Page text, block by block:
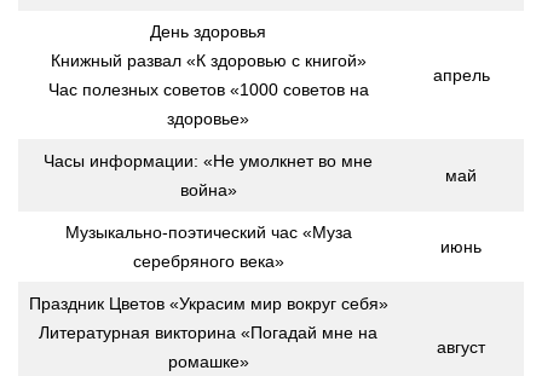
День здоровья
Книжный развал «К здоровью с книгой»
Час полезных советов «1000 советов на
здоровье»
апрель
Часы информации: «Не умолкнет во мне
война»
май
Музыкально-поэтический час «Муза
серебряного века»
июнь
Праздник Цветов «Украсим мир вокруг себя»
Литературная викторина «Погадай мне на
ромашке»
август